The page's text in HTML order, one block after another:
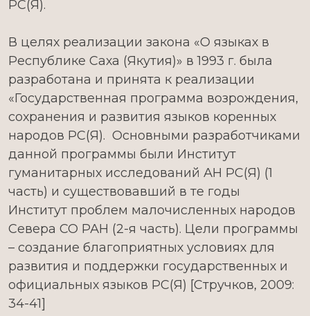
РС(Я).
В целях реализации закона «О языках в
Республике Саха (Якутия)» в 1993 г. была
разработана и принята к реализации
«Государственная программа возрождения,
сохранения и развития языков коренных
народов РС(Я). Основными разработчиками
данной программы были Институт
гуманитарных исследований АН РС(Я) (1
часть) и существовавший в те годы
Институт проблем малочисленных народов
Севера СО РАН (2-я часть). Цели программы
– создание благоприятных условиях для
развития и поддержки государственных и
официальных языков РС(Я) [Стручков, 2009:
34-41]